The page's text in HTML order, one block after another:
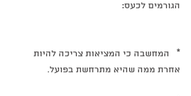
הגורמים לכעס:
*   המחשבה כי המציאות צריכה להיות
אחרת ממה שהיא מתרחשת בפועל.